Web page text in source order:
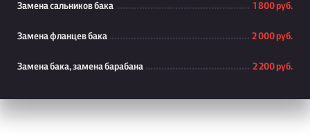
Замена сальников бака 1 800 руб.
Замена фланцев бака 2 000 руб.
Замена бака, замена барабана 2 200 руб.